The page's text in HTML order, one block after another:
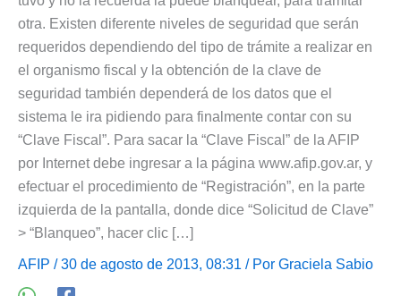
otra. Existen diferente niveles de seguridad que serán
requeridos dependiendo del tipo de trámite a realizar en
el organismo fiscal y la obtención de la clave de
seguridad también dependerá de los datos que el
sistema le ira pidiendo para finalmente contar con su
“Clave Fiscal”. Para sacar la “Clave Fiscal” de la AFIP
por Internet debe ingresar a la página www.afip.gov.ar, y
efectuar el procedimiento de “Registración”, en la parte
izquierda de la pantalla, donde dice “Solicitud de Clave”
> “Blanqueo”, hacer clic […]
AFIP / 30 de agosto de 2013, 08:31 / Por Graciela Sabio